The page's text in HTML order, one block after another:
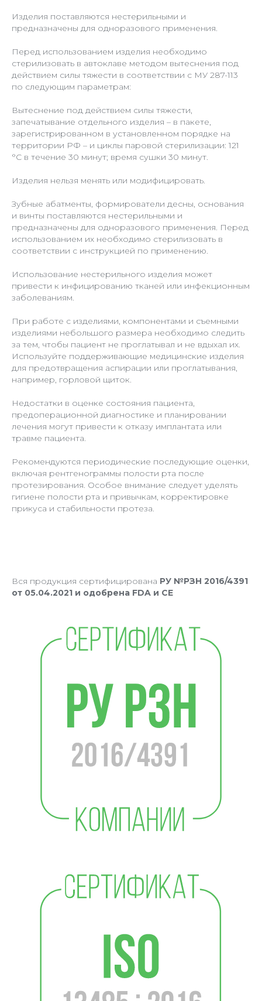
Изделия поставляются нестерильными и
предназначены для одноразового применения.
Перед использованием изделия необходимо
стерилизовать в автоклаве методом вытеснения под
действием силы тяжести в соответствии с МУ 287-113
по следующим параметрам:
Вытеснение под действием силы тяжести,
запечатывание отдельного изделия – в пакете,
зарегистрированном в установленном порядке на
территории РФ – и циклы паровой стерилизации: 121
°С в течение 30 минут; время сушки 30 минут.
Изделия нельзя менять или модифицировать.
Зубные абатменты, формирователи десны, основания
и винты поставляются нестерильными и
предназначены для одноразового применения. Перед
использованием их необходимо стерилизовать в
соответствии с инструкцией по применению.
Использование нестерильного изделия может
привести к инфицированию тканей или инфекционным
заболеваниям.
При работе с изделиями, компонентами и съемными
изделиями небольшого размера необходимо следить
за тем, чтобы пациент не проглатывал и не вдыхал их.
Используйте поддерживающие медицинские изделия
для предотвращения аспирации или проглатывания,
например, горловой щиток.
Недостатки в оценке состояния пациента,
предоперационной диагностике и планировании
лечения могут привести к отказу имплантата или
травме пациента.
Рекомендуются периодические последующие оценки,
включая рентгенограммы полости рта после
протезирования. Особое внимание следует уделять
гигиене полости рта и привычкам, корректировке
прикуса и стабильности протеза.
Вся продукция сертифицирована РУ №РЗН 2016/4391
от 05.04.2021 и одобрена FDA и CE